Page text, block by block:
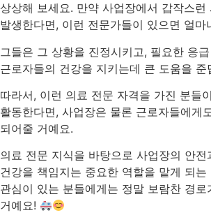
상상해 보세요. 만약 사업장에서 갑작스
발생한다면, 이런 전문가들이 있으면 얼마
그들은 그 상황을 진정시키고, 필요한 응
근로자들의 건강을 지키는데 큰 도움을 준
따라서, 이런 의료 전문 자격을 가진 분들
활동한다면, 사업장은 물론 근로자들에게
되어줄 거예요.
의료 전문 지식을 바탕으로 사업장의 안전
건강을 책임지는 중요한 역할을 맡게 되는
관심이 있는 분들에게는 정말 보람찬 경로
거예요!